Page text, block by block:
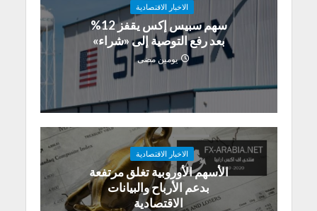
الاخبار الاقتصادية
سهم سبيس إكس يقفز 12%
بعد رفع التوصية إلى «شراء»
يومين مضى
الاخبار الاقتصادية
الأسهم الأوروبية تغلق مرتفعة
بدعم الأرباح والبيانات
الاقتصادية